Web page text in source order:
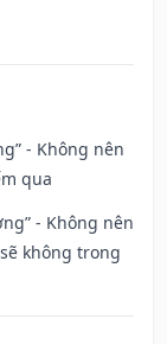
- Không nên
qua
- Không nên
không trong